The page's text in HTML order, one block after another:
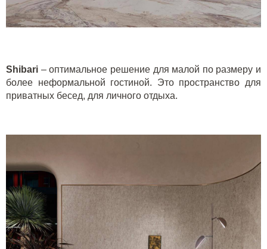
Shibari – оптимальное решение для малой по размеру и
более неформальной гостиной. Это пространство для
приватных бесед, для личного отдыха.